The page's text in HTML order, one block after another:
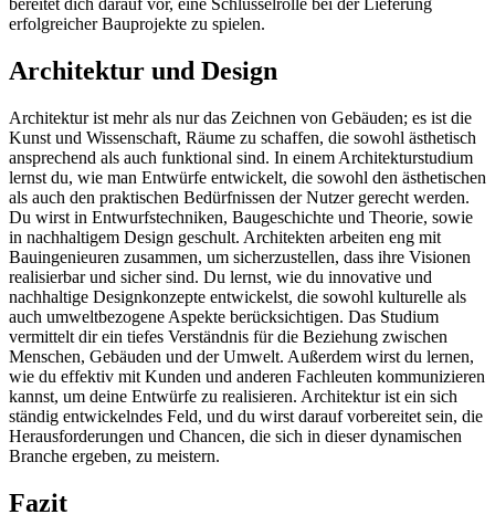
bereitet dich darauf vor, eine Schlüsselrolle bei der Lieferung
erfolgreicher Bauprojekte zu spielen.
Architektur und Design
Architektur ist mehr als nur das Zeichnen von Gebäuden; es ist die
Kunst und Wissenschaft, Räume zu schaffen, die sowohl ästhetisch
ansprechend als auch funktional sind. In einem Architekturstudium
lernst du, wie man Entwürfe entwickelt, die sowohl den ästhetischen
als auch den praktischen Bedürfnissen der Nutzer gerecht werden.
Du wirst in Entwurfstechniken, Baugeschichte und Theorie, sowie
in nachhaltigem Design geschult. Architekten arbeiten eng mit
Bauingenieuren zusammen, um sicherzustellen, dass ihre Visionen
realisierbar und sicher sind. Du lernst, wie du innovative und
nachhaltige Designkonzepte entwickelst, die sowohl kulturelle als
auch umweltbezogene Aspekte berücksichtigen. Das Studium
vermittelt dir ein tiefes Verständnis für die Beziehung zwischen
Menschen, Gebäuden und der Umwelt. Außerdem wirst du lernen,
wie du effektiv mit Kunden und anderen Fachleuten kommunizieren
kannst, um deine Entwürfe zu realisieren. Architektur ist ein sich
ständig entwickelndes Feld, und du wirst darauf vorbereitet sein, die
Herausforderungen und Chancen, die sich in dieser dynamischen
Branche ergeben, zu meistern.
Fazit